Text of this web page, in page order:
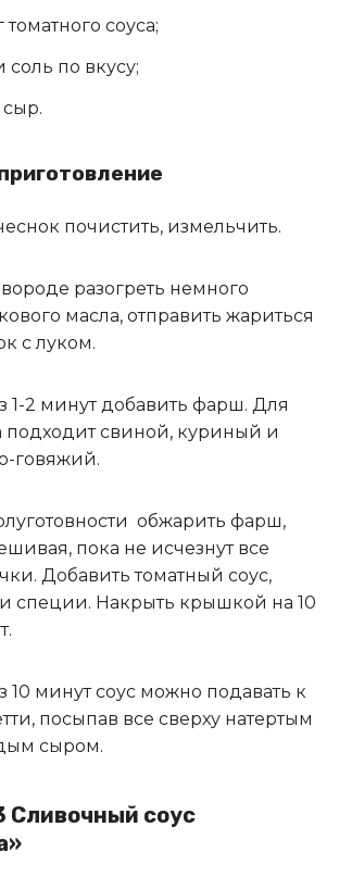
соуса;
по вкусу;
почистить, измельчить.
разогреть немного
масла, отправить жариться
с луком.
1-2 минут добавить фарш. Для
подходит свиной, куриный и
говяжий.
обжарить фарш,
пока не исчезнут все
Добавить томатный соус,
специи. Накрыть крышкой на 10
10 минут соус можно подавать к
посыпав все сверху натертым
сыром.
Сливочный соус